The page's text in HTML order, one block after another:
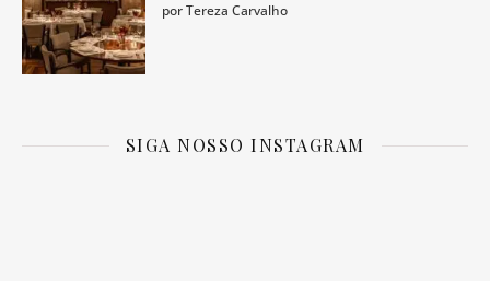
por Tereza Carvalho
SIGA NOSSO INSTAGRAM